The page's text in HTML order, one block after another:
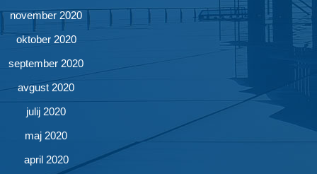
november 2020
oktober 2020
september 2020
avgust 2020
julij 2020
maj 2020
april 2020